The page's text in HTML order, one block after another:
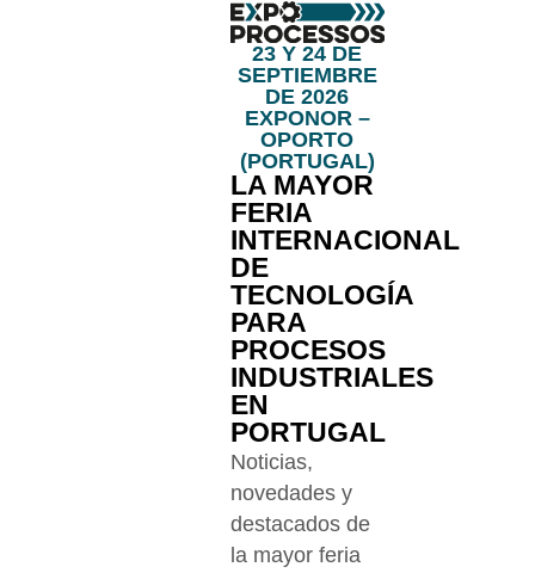
23 Y 24 DE
SEPTIEMBRE
DE 2026
EXPONOR –
OPORTO
(PORTUGAL)
LA MAYOR
FERIA
INTERNACIONAL
DE
TECNOLOGÍA
PARA
PROCESOS
INDUSTRIALES
EN
PORTUGAL
Noticias,
novedades y
destacados de
la mayor feria